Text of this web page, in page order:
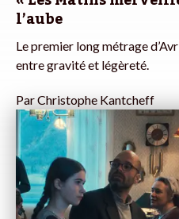
l’aube
Le premier long métrage
entre gravité et légèreté.
ParChristophe Kantcheff